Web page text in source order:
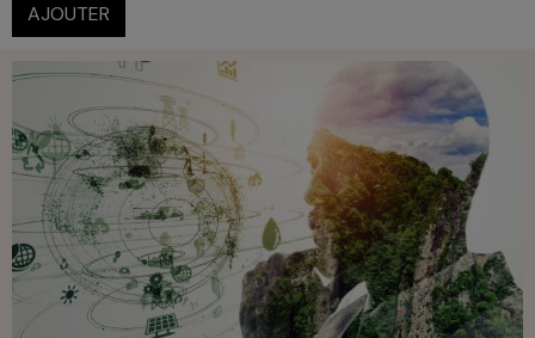
AJOUTER